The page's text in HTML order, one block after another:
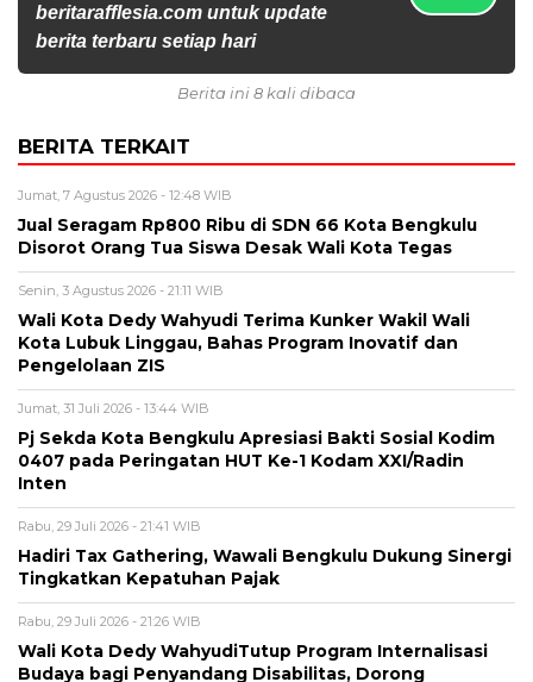
beritarafflesia.com untuk update
berita terbaru setiap hari
Berita ini 8 kali dibaca
BERITA TERKAIT
Jumat, 7 Agustus 2026 - 12:48 WIB
Jual Seragam Rp800 Ribu di SDN 66 Kota Bengkulu
Disorot Orang Tua Siswa Desak Wali Kota Tegas
Senin, 3 Agustus 2026 - 21:11 WIB
Wali Kota Dedy Wahyudi Terima Kunker Wakil Wali
Kota Lubuk Linggau, Bahas Program Inovatif dan
Pengelolaan ZIS
Jumat, 31 Juli 2026 - 13:44 WIB
Pj Sekda Kota Bengkulu Apresiasi Bakti Sosial Kodim
0407 pada Peringatan HUT Ke-1 Kodam XXI/Radin
Inten
Rabu, 29 Juli 2026 - 21:41 WIB
Hadiri Tax Gathering, Wawali Bengkulu Dukung Sinergi
Tingkatkan Kepatuhan Pajak
Rabu, 29 Juli 2026 - 21:26 WIB
Wali Kota Dedy WahyudiTutup Program Internalisasi
Budaya bagi Penyandang Disabilitas, Dorong